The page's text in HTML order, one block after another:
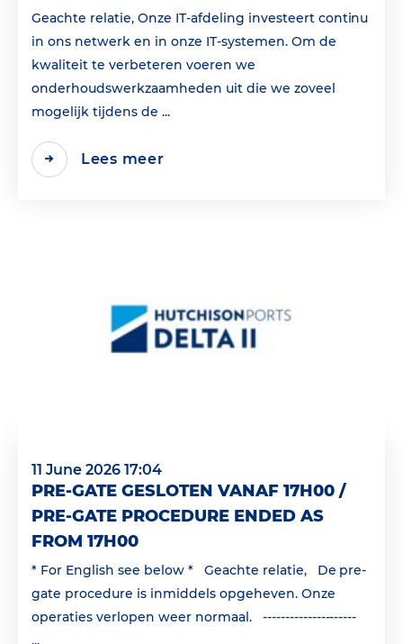
Geachte relatie, Onze IT-afdeling investeert continu
in ons netwerk en in onze IT-systemen. Om de
kwaliteit te verbeteren voeren we
onderhoudswerkzaamheden uit die we zoveel
mogelijk tijdens de ...
Lees meer
11 June 2026 17:04
PRE-GATE GESLOTEN VANAF 17H00 /
PRE-GATE PROCEDURE ENDED AS
FROM 17H00
* For English see below * Geachte relatie, De pre-
gate procedure is inmiddels opgeheven. Onze
operaties verlopen weer normaal. ---------------------
...